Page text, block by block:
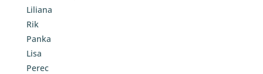
Liliana
Rik
Panka
Lisa
Perec